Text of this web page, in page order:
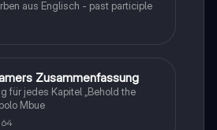
aus Englisch - past participle
Zusammenfassung
für jedes Kapitel „Behold the
Mbue